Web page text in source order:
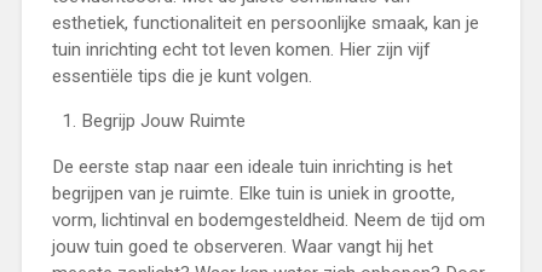
esthetiek, functionaliteit en persoonlijke smaak, kan je
tuin inrichting echt tot leven komen. Hier zijn vijf
essentiële tips die je kunt volgen.
Begrijp Jouw Ruimte
De eerste stap naar een ideale tuin inrichting is het
begrijpen van je ruimte. Elke tuin is uniek in grootte,
vorm, lichtinval en bodemgesteldheid. Neem de tijd om
jouw tuin goed te observeren. Waar vangt hij het